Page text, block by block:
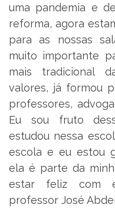
uma pandemia e
reforma, agora
para as nossas
muito importante
mais tradicional
valores, já formou
professores,
Eu sou fruto
estudou nessa
escola e eu estou
ela é parte da
estar feliz com
professor José